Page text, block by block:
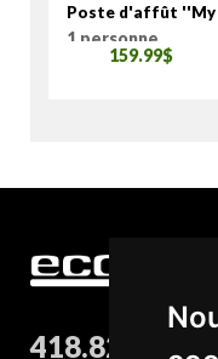
Poste d'affût ''My
1 personne
159.99$
418.827.8932